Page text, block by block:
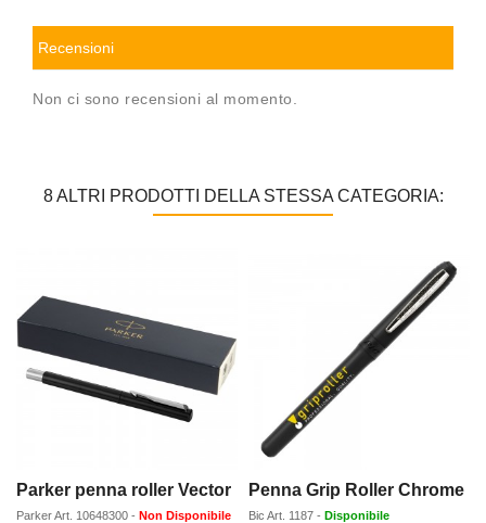
Recensioni
Non ci sono recensioni al momento.
8 ALTRI PRODOTTI DELLA STESSA CATEGORIA:
Parker penna roller Vector
ParkerArt. 10648300 - Non Disponibile
Penna Grip Roller Chrome
Bic Art. 1187 - Disponibile